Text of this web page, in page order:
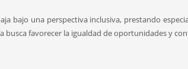
bajo una perspectiva inclusiva, prestando
busca favorecer la igualdad de oportunidades y